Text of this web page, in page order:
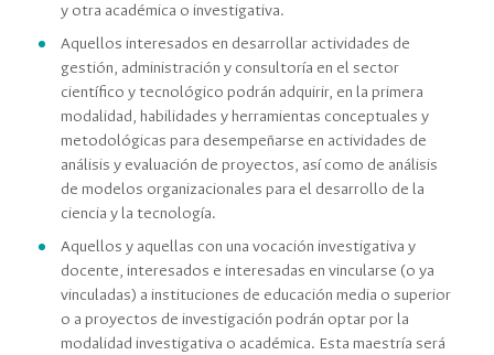
y otra académica o investigativa.
Aquellos interesados en desarrollar actividades de
gestión, administración y consultoría en el sector
científico y tecnológico podrán adquirir, en la primera
modalidad, habilidades y herramientas conceptuales y
metodológicas para desempeñarse en actividades de
análisis y evaluación de proyectos, así como de análisis
de modelos organizacionales para el desarrollo de la
ciencia y la tecnología.
Aquellos y aquellas con una vocación investigativa y
docente, interesados e interesadas en vincularse (o ya
vinculadas) a instituciones de educación media o superior
o a proyectos de investigación podrán optar por la
modalidad investigativa o académica. Esta maestría será